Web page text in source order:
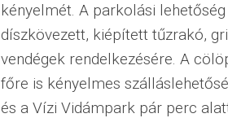
kényelmét. A parkolási
díszkövezett, kiépített tűzrakó,
vendégek rendelkezésére. A
főre is kényelmes
és a Vízi Vidámpark pár perc